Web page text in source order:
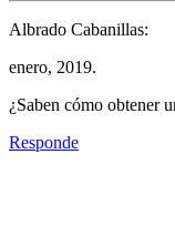
Albrado Cabanillas:
enero, 2019.
¿Saben cómo obtener
Responde